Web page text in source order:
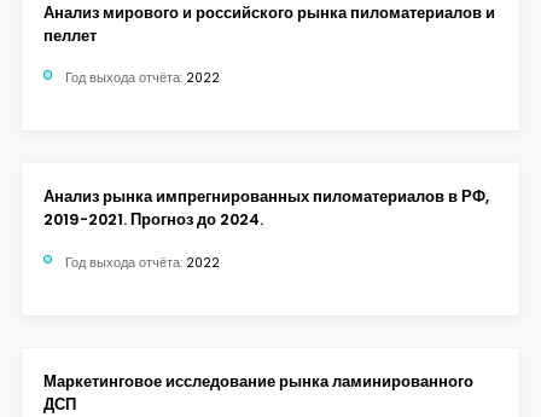
Анализ мирового и российского рынка пиломатериалов и
пеллет
Год выхода отчёта: 2022
Анализ рынка импрегнированных пиломатериалов в РФ,
2019-2021. Прогноз до 2024.
Год выхода отчёта: 2022
Маркетинговое исследование рынка ламинированного
ДСП